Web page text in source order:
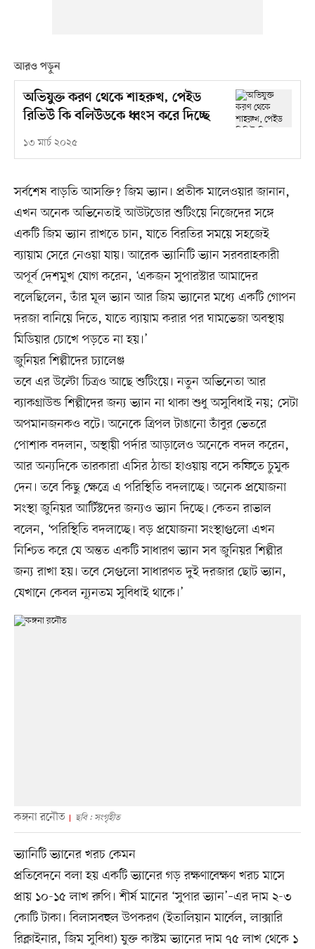
আরও পড়ুন
অভিযুক্ত করণ থেকে শাহরুখ, পেইড
রিভিউ কি বলিউডকে ধ্বংস করে দিচ্ছে
১৩ মার্চ ২০২৫
সর্বশেষ বাড়তি আসক্তি? জিম ভ্যান। প্রতীক মালেওয়ার জানান,
এখন অনেক অভিনেতাই আউটডোর শুটিংয়ে নিজেদের সঙ্গে
একটি জিম ভ্যান রাখতে চান, যাতে বিরতির সময়ে সহজেই
ব্যায়াম সেরে নেওয়া যায়। আরেক ভ্যানিটি ভ্যান সরবরাহকারী
অপূর্ব দেশমুখ যোগ করেন, ‘একজন সুপারস্টার আমাদের
বলেছিলেন, তাঁর মূল ভ্যান আর জিম ভ্যানের মধ্যে একটি গোপন
দরজা বানিয়ে দিতে, যাতে ব্যায়াম করার পর ঘামভেজা অবস্থায়
মিডিয়ার চোখে পড়তে না হয়।’
জুনিয়র শিল্পীদের চ্যালেঞ্জ
তবে এর উল্টো চিত্রও আছে শুটিংয়ে। নতুন অভিনেতা আর
ব্যাকগ্রাউন্ড শিল্পীদের জন্য ভ্যান না থাকা শুধু অসুবিধাই নয়; সেটা
অপমানজনকও বটে। অনেকে ত্রিপল টাঙানো তাঁবুর ভেতরে
পোশাক বদলান, অস্থায়ী পর্দার আড়ালেও অনেকে বদল করেন,
আর অন্যদিকে তারকারা এসির ঠান্ডা হাওয়ায় বসে কফিতে চুমুক
দেন। তবে কিছু ক্ষেত্রে এ পরিস্থিতি বদলাচ্ছে। অনেক প্রযোজনা
সংস্থা জুনিয়র আর্টিস্টদের জন্যও ভ্যান দিচ্ছে। কেতন রাভাল
বলেন, ‘পরিস্থিতি বদলাচ্ছে। বড় প্রযোজনা সংস্থাগুলো এখন
নিশ্চিত করে যে অন্তত একটি সাধারণ ভ্যান সব জুনিয়র শিল্পীর
জন্য রাখা হয়। তবে সেগুলো সাধারণত দুই দরজার ছোট ভ্যান,
যেখানে কেবল ন্যূনতম সুবিধাই থাকে।’
কঙ্গনা রনৌত ছবি : সংগৃহীত
ভ্যানিটি ভ্যানের খরচ কেমন
প্রতিবেদনে বলা হয় একটি ভ্যানের গড় রক্ষণাবেক্ষণ খরচ মাসে
প্রায় ১০-১৫ লাখ রুপি। শীর্ষ মানের ‘সুপার ভ্যান’–এর দাম ২-৩
কোটি টাকা। বিলাসবহুল উপকরণ (ইতালিয়ান মার্বেল, লাক্সারি
রিক্লাইনার, জিম সুবিধা) যুক্ত কাস্টম ভ্যানের দাম ৭৫ লাখ থেকে ১